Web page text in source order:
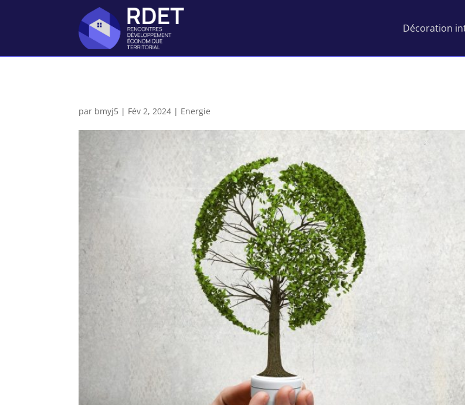
Décoration
par bmyj5 | Fév 2, 2024 | Energie